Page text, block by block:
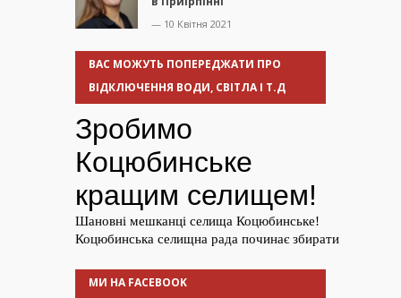
— 10 Квітня 2021
ВАС МОЖУТЬ ПОПЕРЕДЖАТИ ПРО
ВІДКЛЮЧЕННЯ ВОДИ, СВІТЛА І Т.Д
МИ НА FACEBOOK